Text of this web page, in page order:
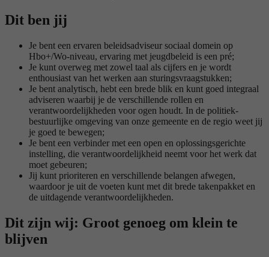
Dit ben jij
Je bent een ervaren beleidsadviseur sociaal domein op
Hbo+/Wo-niveau, ervaring met jeugdbeleid is een pré;
Je kunt overweg met zowel taal als cijfers en je wordt
enthousiast van het werken aan sturingsvraagstukken;
Je bent analytisch, hebt een brede blik en kunt goed integraal
adviseren waarbij je de verschillende rollen en
verantwoordelijkheden voor ogen houdt. In de politiek-
bestuurlijke omgeving van onze gemeente en de regio weet jij
je goed te bewegen;
Je bent een verbinder met een open en oplossingsgerichte
instelling, die verantwoordelijkheid neemt voor het werk dat
moet gebeuren;
Jij kunt prioriteren en verschillende belangen afwegen,
waardoor je uit de voeten kunt met dit brede takenpakket en
de uitdagende verantwoordelijkheden.
Dit zijn wij: Groot genoeg om klein te
blijven